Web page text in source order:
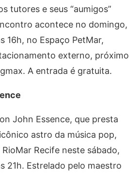
tutores e seus “aumigos”
acontece no domingo,
16h, no Espaço PetMar,
externo, próximo
A entrada é gratuita.
John Essence, que presta
astro da música pop,
Recife neste sábado,
21h. Estrelado pelo maestro